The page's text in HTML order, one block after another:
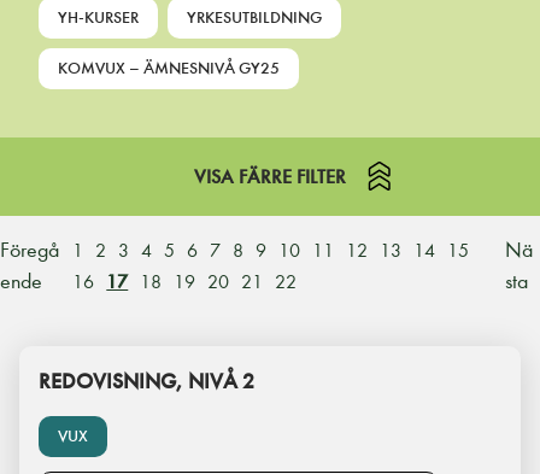
YH-KURSER YRKESUTBILDNING
KOMVUX – ÄMNESNIVÅ GY25
VISA FÄRRE FILTER
Föregå
ende
1 2 3 4 5 6 7 8 9 10 11 12 13 14
15
16
17 18 19 20 21 22
Nä
sta
VUX
REDOVISNING, NIVÅ 2